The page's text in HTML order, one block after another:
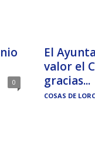
0
El
valor el
gracias...
COSAS DE